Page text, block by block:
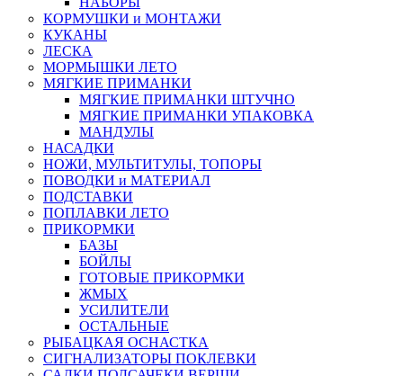
КОРМУШКИ и МОНТАЖИ
КУКАНЫ
ЛЕСКА
МОРМЫШКИ ЛЕТО
МЯГКИЕ ПРИМАНКИ
МЯГКИЕ ПРИМАНКИ ШТУЧНО
МЯГКИЕ ПРИМАНКИ УПАКОВКА
МАНДУЛЫ
НАСАДКИ
НОЖИ, МУЛЬТИТУЛЫ, ТОПОРЫ
ПОВОДКИ и МАТЕРИАЛ
ПОДСТАВКИ
ПОПЛАВКИ ЛЕТО
ПРИКОРМКИ
БАЗЫ
БОЙЛЫ
ГОТОВЫЕ ПРИКОРМКИ
ЖМЫХ
УСИЛИТЕЛИ
ОСТАЛЬНЫЕ
РЫБАЦКАЯ ОСНАСТКА
СИГНАЛИЗАТОРЫ ПОКЛЕВКИ